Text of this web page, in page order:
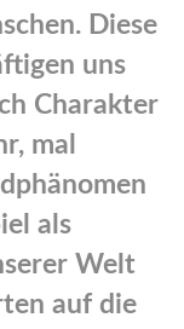
Diese
uns
Charakter
mal
als
Welt
auf die